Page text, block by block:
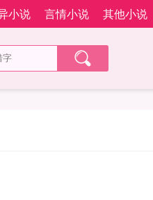
小说 言情小说 其他小说